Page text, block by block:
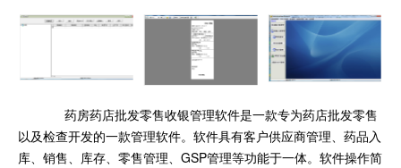
药房药店批发零售收银管理软件是一款专为药店批发零售
以及检查开发的一款管理软件。软件具有客户供应商管理、药品入
库、销售、库存、零售管理、GSP管理等功能于一体。软件操作简